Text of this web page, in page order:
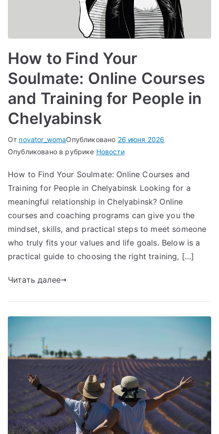
How to Find Your
Soulmate: Online Courses
and Training for People in
Chelyabinsk
От novator_womaОпубликовано 26 июня 2026
Опубликовано в рубрике Новости
How to Find Your Soulmate: Online Courses and
Training for People in Chelyabinsk Looking for a
meaningful relationship in Chelyabinsk? Online
courses and coaching programs can give you the
mindset, skills, and practical steps to meet someone
who truly fits your values and life goals. Below is a
practical guide to choosing the right training, […]
Читать далее